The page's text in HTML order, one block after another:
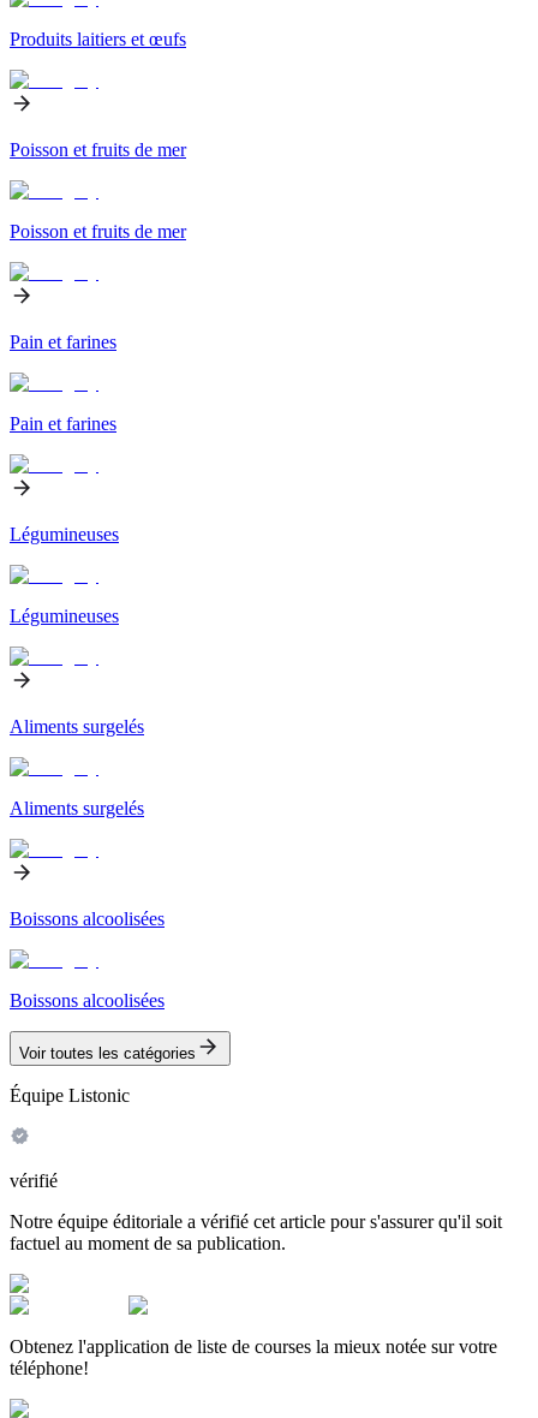
Produits laitiers et œufs
Poisson et fruits de mer
Poisson et fruits de mer
Pain et farines
Pain et farines
Légumineuses
Légumineuses
Aliments surgelés
Aliments surgelés
Boissons alcoolisées
Boissons alcoolisées
Voir toutes les catégories
Équipe Listonic
vérifié
Notre équipe éditoriale a vérifié cet article pour s'assurer qu'il soit
factuel au moment de sa publication.
Obtenez l'application de liste de courses la mieux notée sur votre
téléphone!